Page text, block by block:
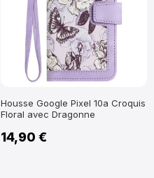
Housse Google Pixel 10a Croquis
Floral avec Dragonne
14,90 €